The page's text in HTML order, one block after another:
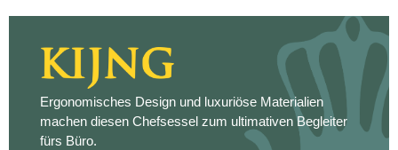
Ergonomisches Design und luxuriöse Materialien
machen diesen Chefsessel zum ultimativen Begleiter
fürs Büro.